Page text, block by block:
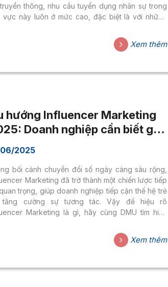
thông, nhu cầu tuyển dụng nhân sự trong
vực này luôn ở mức cao, đặc biệt là với những
ngành thiết kế đồ họa hiện nay ra sao? Hãy cùng
Xem thêm
hướng Influencer Marketing
Doanh nghiệp cần biết gì
2025
bối cảnh chuyển đổi số ngày càng sâu rộng,
Marketing đã trở thành một chiến lược tiếp
trọng, giúp doanh nghiệp tiếp cận thế hệ trẻ
cường sự tương tác. Vậy để hiệu rõ
Marketing là gì, hãy cùng DMU tìm hiểu
Xem thêm